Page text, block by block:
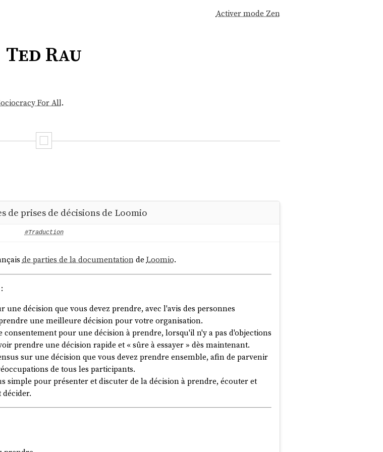
Activer mode Zen
Ted Rau
For All.
de prises de décisions de Loomio
#Traduction
de parties de la documentationde Loomio.
:
une décision que vous devez prendre, avec l'avis des personnes
une meilleure décision pour votre organisation.
consentement pour une décision à prendre, lorsqu'il n'y a pas d'objections
prendre une décision rapide et « sûre à essayer » dès maintenant.
sur une décision que vous devez prendre ensemble, afin de parvenir
de tous les participants.
simple pour présenter et discuter de la décision à prendre, écouter et
décider.